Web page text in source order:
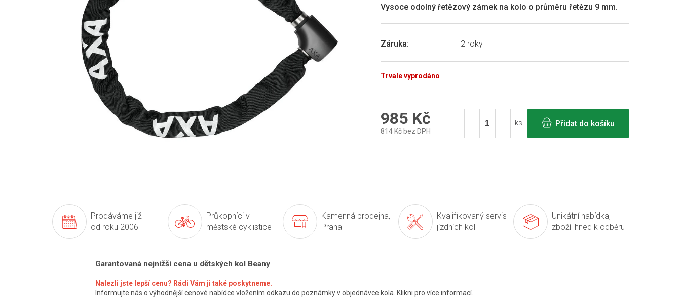
Trvale vyprodáno
Záruka: 2 roky
Vysoce odolný řetězový zámek na kolo o průměru řetězu 9 mm.
0,0
5
985 Kč
814 Kč bez DPH
ks Přidat do košíku
Prodáváme již
od roku 2006
Průkopníci v
městské cyklistice
Kamenná prodejna,
Praha
Kvalifikovaný servis
jízdních kol
Unikátní nabídka,
zboží ihned k odběru
Garantovaná nejnižší cena u dětských kol Beany
Nalezli jste lepší cenu? Rádi Vám ji také poskytneme.
Informujte nás o výhodnější cenové nabídce vložením odkazu do poznámky v objednávce kola. Klikni pro více informací.